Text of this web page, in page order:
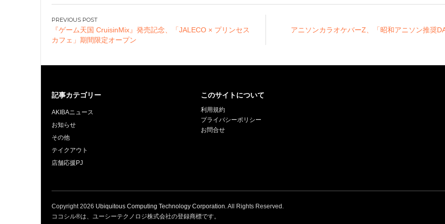
ん』主催のダンスフ
トリー枠も
ーみん」で新しいア
イドルグループを仕
みん」空前絶後の超
開始！
を強化！ ”萌えカワ
コラボイベント企画
投
稿
ナ
シ
ョ
ン
『ゲーム天国 CruisinMix』発売記念、「JALECO × プリンセス
カフェ」期間限定オープン
アニソンカラオケバーZ、「昭和アニソン推奨
記事カテゴリー
AKIBAニュース
お知らせ
その他
テイクアウト
店舗応援PJ
このサイトについて
利用規約
プライバシーポリシー
お問合せ
Copyright2026 Ubiquitous Computing Technology Corporation. All Rights Reserved.
ココシル®は、ユーシーテクノロジ株式会社の登録商標です。